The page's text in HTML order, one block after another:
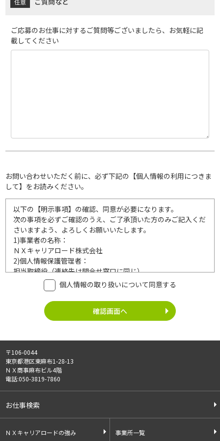
ご応募のお仕事に対するご質問等ございましたら、お気軽に記
載してください
お問い合わせいただく前に、必ず下記の【個人情報の利用につきま
して】をお読みください。
以下の【明示事項】の確認、同意が必要になります。
次の事項を必ずご確認のうえ、ご了承頂いた方のみご記入くだ
さいますよう、よろしくお願いいたします。
1)事業者の名称：
ＮＸキャリアロード株式会社
2)個人情報保護管理者：
担当取締役（連絡先は問合せ窓口に同じ）
利用目的：
ご記入頂いた個人情報は、次の利用目的達成の範囲内において
利用いたします。
個人情報の利用
有料職業紹介事業
・請負事業
ご記入頂いた個人情報は、法令等に定める場合を除いて、ご本
人様の同意なく、第三者に提供することはございません。
5)外部の委託：
ご記入頂いた個人情報は、文書保存、サーバー管理等の目的
個人情報の取り扱いについて同意する
〒106-0044
東京都港区東麻布1-28-13
ＮＸ商事麻布ビル4階
電話:050-3819-7860
お仕事検索
ＮＸキャリアロードの強み 事業所一覧